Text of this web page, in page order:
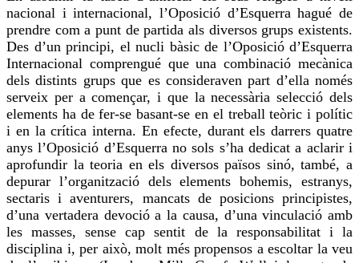
nacional i internacional, l’Oposició d’Esquerra hagué de
prendre com a punt de partida als diversos grups existents.
Des d’un principi, el nucli bàsic de l’Oposició d’Esquerra
Internacional comprengué que una combinació mecànica
dels distints grups que es consideraven part d’ella només
serveix per a començar, i que la necessària selecció dels
elements ha de fer-se basant-se en el treball teòric i polític
i en la crítica interna. En efecte, durant els darrers quatre
anys l’Oposició d’Esquerra no sols s’ha dedicat a aclarir i
aprofundir la teoria en els diversos països sinó, també, a
depurar l’organització dels elements bohemis, estranys,
sectaris i aventurers, mancats de posicions principistes,
d’una vertadera devoció a la causa, d’una vinculació amb
les masses, sense cap sentit de la responsabilitat i la
disciplina i, per això, molt més propensos a escoltar la veu